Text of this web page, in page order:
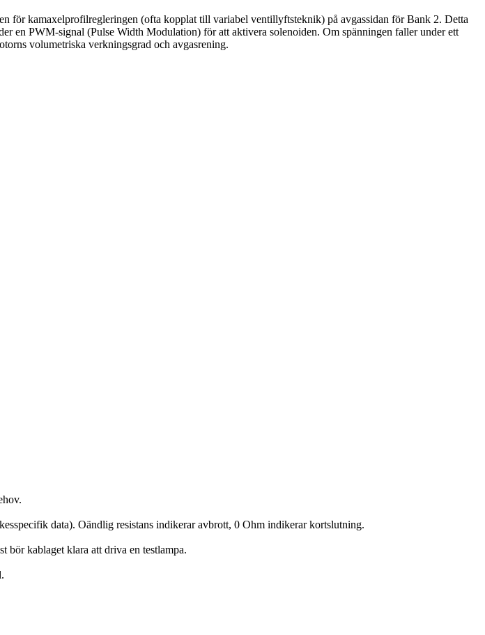
för kamaxelprofilregleringen (ofta kopplat till variabel ventillyftsteknik) på avgassidan för Bank 2. Detta
en PWM-signal (Pulse Width Modulation) för att aktivera solenoiden. Om spänningen faller under ett
volumetriska verkningsgrad och avgasrening.
data). Oändlig resistans indikerar avbrott, 0 Ohm indikerar kortslutning.
kablaget klara att driva en testlampa.